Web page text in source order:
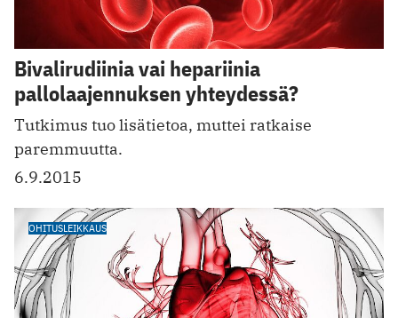
Bivalirudiinia vai hepariinia
pallolaajennuksen yhteydessä?
Tutkimus tuo lisätietoa, muttei ratkaise
paremmuutta.
6.9.2015
OHITUSLEIKKAUS